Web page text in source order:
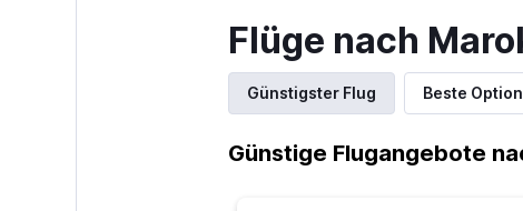
Flüge nach
Günstigster Flug Beste Option
Günstige Flugangebote